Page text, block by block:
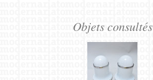
Objets consultés